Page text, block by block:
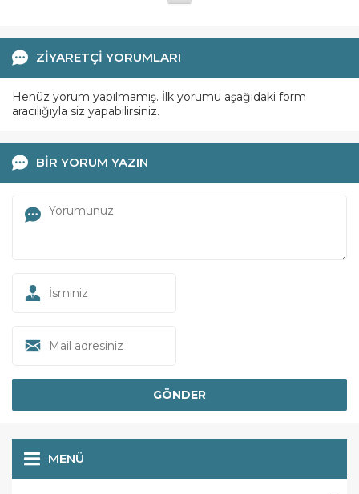
ZİYARETÇİ YORUMLARI
Henüz yorum yapılmamış. İlk yorumu aşağıdaki form
aracılığıyla siz yapabilirsiniz.
BİR YORUM YAZIN
MENÜ